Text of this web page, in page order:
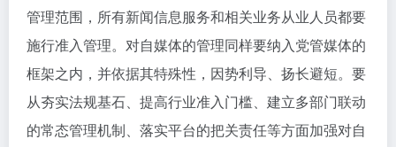
管理范围，所有新闻信息服务和相关业务从业人员都要
施行准入管理。对自媒体的管理同样要纳入党管媒体的
框架之内，并依据其特殊性，因势利导、扬长避短。要
从夯实法规基石、提高行业准入门槛、建立多部门联动
的常态管理机制、落实平台的把关责任等方面加强对自